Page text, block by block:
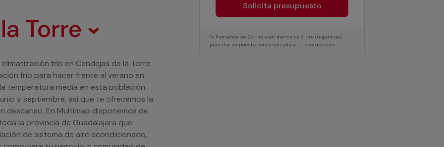
Solicita presupuesto
Te llamamos en 24 hrs o en menos de 3 hrs (urgencias)
para dar respuesta personalizada a tu presupuesto.
Torre
frío en Cendejas de la Torre
frío para hacer frente al verano en
temperatura media en esta población
y septiembre, así que te ofrecemos la
descanso. En Multimap disponemos de
la provincia de Guadalajara que
de sistema de aire acondicionado,